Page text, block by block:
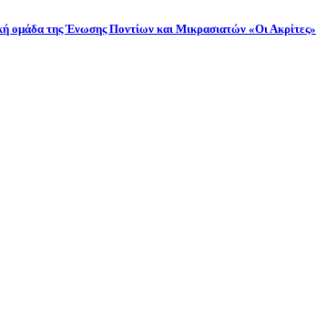
ομάδα της Ένωσης Ποντίων και Μικρασιατών «Οι Ακρίτες»